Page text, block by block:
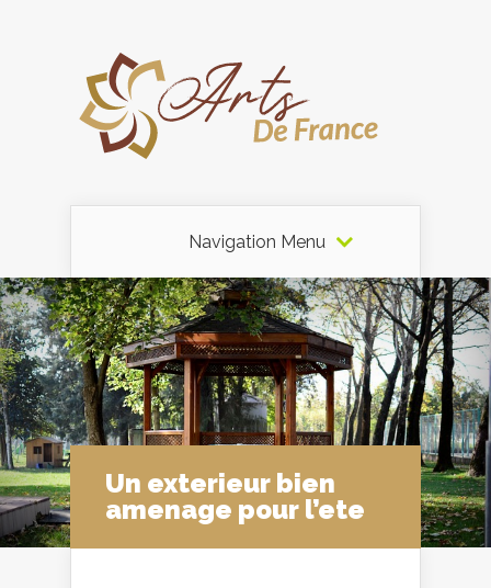
Navigation Menu
Un exterieur bien
amenage pour l’ete